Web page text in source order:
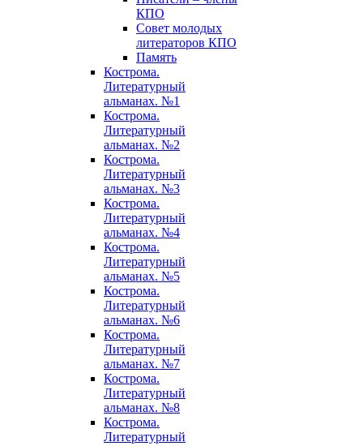
КПО
Совет молодых
литераторов КПО
Память
Кострома.
Литературный
альманах. №1
Кострома.
Литературный
альманах. №2
Кострома.
Литературный
альманах. №3
Кострома.
Литературный
альманах. №4
Кострома.
Литературный
альманах. №5
Кострома.
Литературный
альманах. №6
Кострома.
Литературный
альманах. №7
Кострома.
Литературный
альманах. №8
Кострома.
Литературный